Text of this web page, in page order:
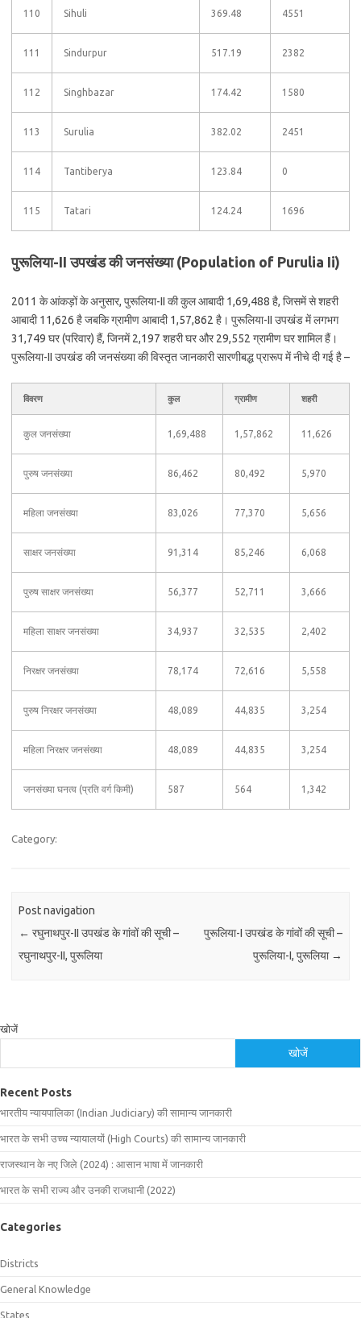
110 Sihuli 369.48 4551
111 Sindurpur 517.19 2382
112 Singhbazar 174.42 1580
113 Surulia 382.02 2451
114 Tantiberya 123.84 0
115 Tatari 124.24 1696
पुरूलिया-II उपखंड की जनसंख्या (Population of Purulia Ii)
2011 के आंकड़ों के अनुसार, पुरूलिया-II की कुल आबादी 1,69,488 है, जिसमें से शहरी
आबादी 11,626 है जबकि ग्रामीण आबादी 1,57,862 है। पुरूलिया-II उपखंड में लगभग
31,749 घर (परिवार) हैं, जिनमें 2,197 शहरी घर और 29,552 ग्रामीण घर शामिल हैं।
पुरूलिया-II उपखंड की जनसंख्या की विस्तृत जानकारी सारणीबद्ध प्रारूप में नीचे दी गई है –
विवरण कुल ग्रामीण शहरी
कुल जनसंख्या 1,69,488 1,57,862 11,626
पुरुष जनसंख्या 86,462 80,492 5,970
महिला जनसंख्या 83,026 77,370 5,656
साक्षर जनसंख्या 91,314 85,246 6,068
पुरुष साक्षर जनसंख्या 56,377 52,711 3,666
महिला साक्षर जनसंख्या 34,937 32,535 2,402
निरक्षर जनसंख्या 78,174 72,616 5,558
पुरुष निरक्षर जनसंख्या 48,089 44,835 3,254
महिला निरक्षर जनसंख्या 48,089 44,835 3,254
जनसंख्या घनत्व (प्रति वर्ग किमी) 587 564 1,342
Category:
Post navigation
← रघुनाथपुर-II उपखंड के गांवों की सूची –
रघुनाथपुर-II, पुरूलिया
पुरूलिया-I उपखंड के गांवों की सूची –
पुरूलिया-I, पुरूलिया →
खोजें
खोजें
Recent Posts
भारतीय न्यायपालिका (Indian Judiciary) की सामान्य जानकारी
भारत के सभी उच्च न्यायालयों (High Courts) की सामान्य जानकारी
राजस्थान के नए जिले (2024) : आसान भाषा में जानकारी
भारत के सभी राज्य और उनकी राजधानी (2022)
Categories
Districts
General Knowledge
States